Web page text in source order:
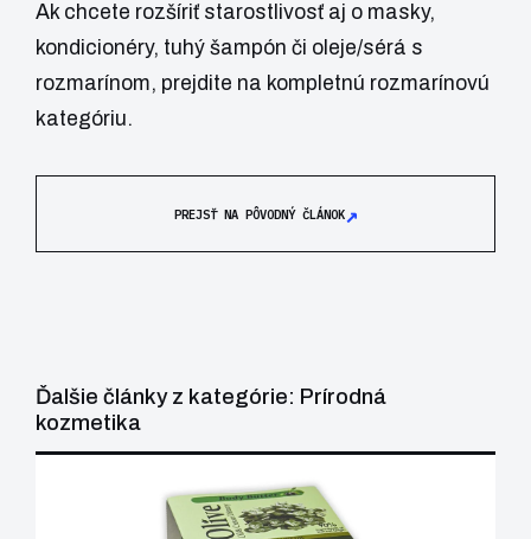
Ak chcete rozšíriť starostlivosť aj o masky,
kondicionéry, tuhý šampón či oleje/sérá s
rozmarínom, prejdite na kompletnú rozmarínovú
kategóriu.
PREJSŤ NA PÔVODNÝ ČLÁNOK↗
Ďalšie články z kategórie: Prírodná
kozmetika